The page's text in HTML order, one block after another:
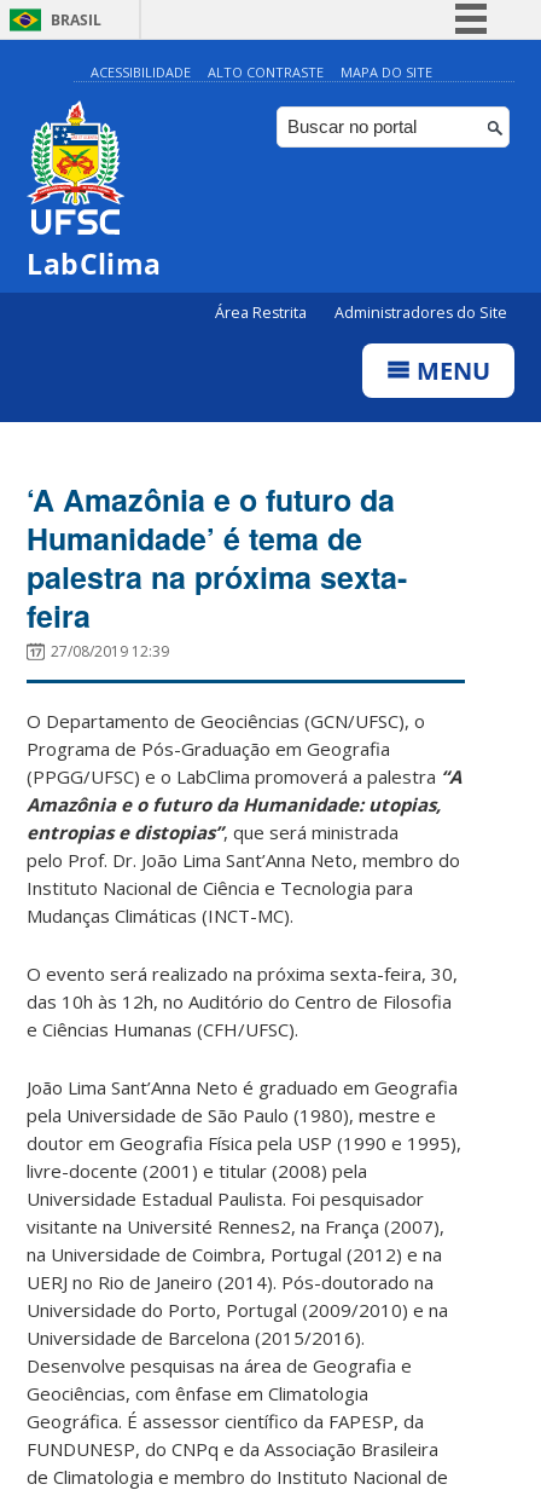
BRASIL
Simplifique!
Comunica BR
Participe
ACESSIBILIDADE ALTO CONTRASTE MAPA DO SITE
LabClima
Área Restrita Administradores do Site
MENU
‘A Amazônia e o futuro da
Humanidade’ é tema de
palestra na próxima sexta-
feira
27/08/2019 12:39
O Departamento de Geociências (GCN/UFSC), o
Programa de Pós-Graduação em Geografia
(PPGG/UFSC) e o LabClima promoverá a palestra “A
Amazônia e o futuro da Humanidade: utopias,
entropias e distopias”, que será ministrada
pelo Prof. Dr. João Lima Sant’Anna Neto, membro do
Instituto Nacional de Ciência e Tecnologia para
Mudanças Climáticas (INCT-MC).
O evento será realizado na próxima sexta-feira, 30,
das 10h às 12h, no Auditório do Centro de Filosofia
e Ciências Humanas (CFH/UFSC).
João Lima Sant’Anna Neto é graduado em Geografia
pela Universidade de São Paulo (1980), mestre e
doutor em Geografia Física pela USP (1990 e 1995),
livre-docente (2001) e titular (2008) pela
Universidade Estadual Paulista. Foi pesquisador
visitante na Université Rennes2, na França (2007),
na Universidade de Coimbra, Portugal (2012) e na
UERJ no Rio de Janeiro (2014). Pós-doutorado na
Universidade do Porto, Portugal (2009/2010) e na
Universidade de Barcelona (2015/2016).
Desenvolve pesquisas na área de Geografia e
Geociências, com ênfase em Climatologia
Geográfica. É assessor científico da FAPESP, da
FUNDUNESP, do CNPq e da Associação Brasileira
de Climatologia e membro do Instituto Nacional de